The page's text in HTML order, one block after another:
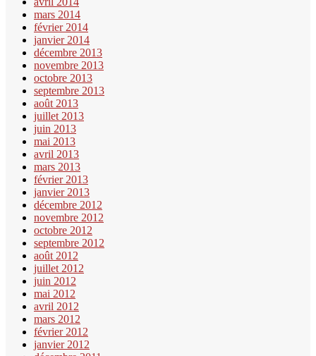
mars 2014
février 2014
janvier 2014
décembre 2013
novembre 2013
octobre 2013
septembre 2013
août 2013
juillet 2013
juin 2013
mai 2013
avril 2013
mars 2013
février 2013
janvier 2013
décembre 2012
novembre 2012
octobre 2012
septembre 2012
août 2012
juillet 2012
juin 2012
mai 2012
avril 2012
mars 2012
février 2012
janvier 2012